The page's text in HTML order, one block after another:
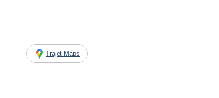
Trajet Maps